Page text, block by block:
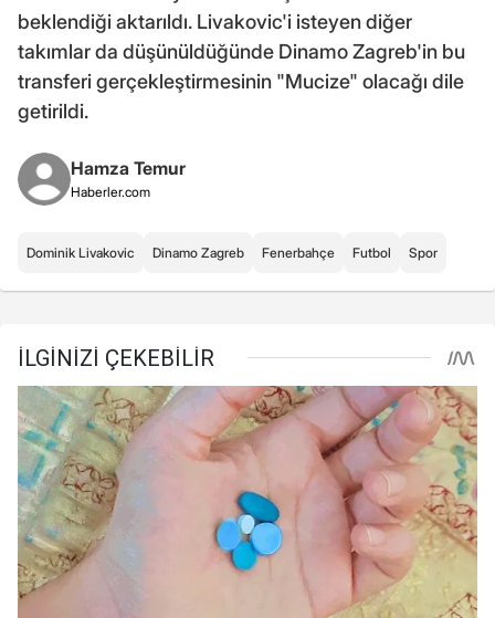
beklendiği aktarıldı. Livakovic'i isteyen diğer
takımlar da düşünüldüğünde Dinamo Zagreb'in bu
transferi gerçekleştirmesinin "Mucize" olacağı dile
getirildi.
Hamza Temur
Haberler.com
Dominik Livakovic Dinamo Zagreb Fenerbahçe Futbol Spor